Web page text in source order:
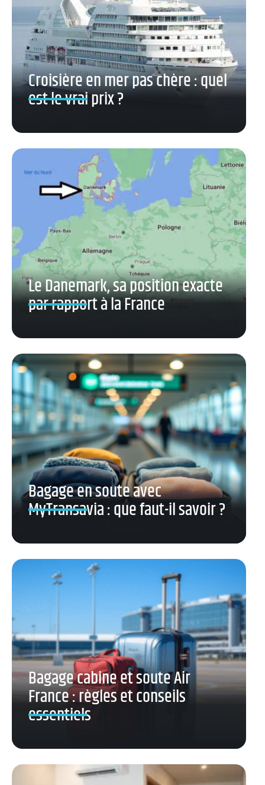
Croisière en mer pas chère : quel
est le vrai prix ?
Le Danemark, sa position exacte
par rapport à la France
Bagage en soute avec
MyTransavia : que faut-il savoir ?
Bagage cabine et soute Air
France : règles et conseils
essentiels